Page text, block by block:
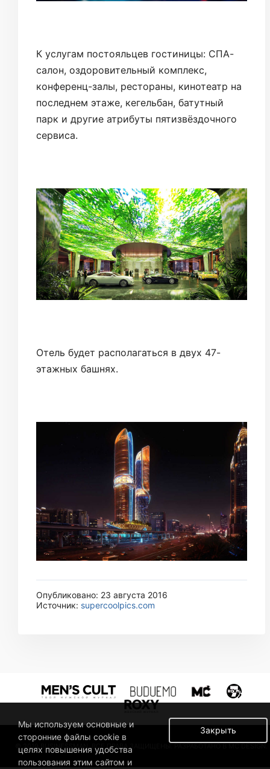
К услугам постояльцев гостиницы: СПА-
салон, оздоровительный комплекс,
конференц-залы, рестораны, кинотеатр на
последнем этаже, кегельбан, батутный
парк и другие атрибуты пятизвёздочного
сервиса.
Отель будет располагаться в двух 47-
этажных башнях.
Опубликовано: 23 августа 2016
Источник: supercoolpics.com
© 2019 BUSINESSMAN. ВСЕ ПРАВА ЗАЩИЩЕНЫ. РАЗРАБОТАНО В MC DESIGN.
Закрыть
Мы используем основные и
сторонние файлы cookie в
целях повышения удобства
пользования этим сайтом и